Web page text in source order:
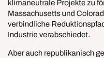
klimaneutrale Projekte zu
Massachusetts und
verbindliche
Industrie verabschiedet.
Aber auch republikanisch